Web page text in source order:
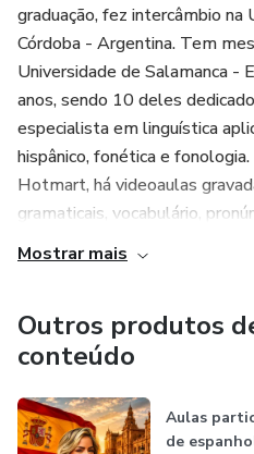
graduação, fez intercâmbio na
Córdoba - Argentina. Tem
Universidade de Salamanca -
anos, sendo 10 deles
especialista em linguística
hispânico, fonética e
Hotmart, há videoaulas
gramaticais, vocabulário,
Mostrar mais
Outros produtos
conteúdo
Aulas
de